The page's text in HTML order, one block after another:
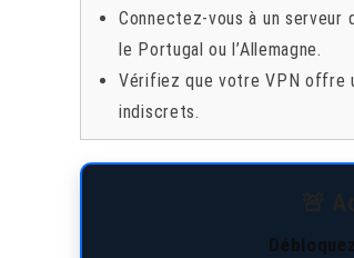
Connectez-vous à un serveur
le Portugal ou l’Allemagne.
Vérifiez que votre VPN offre
indiscrets.